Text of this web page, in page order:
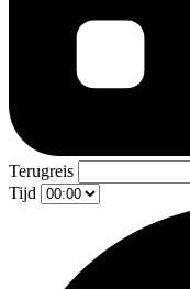
Terugreis
Tijd